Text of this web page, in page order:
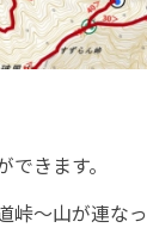
きます。
～山が連な